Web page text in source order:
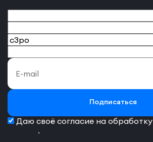
Подписаться
Даю своё согласие на обработку
.